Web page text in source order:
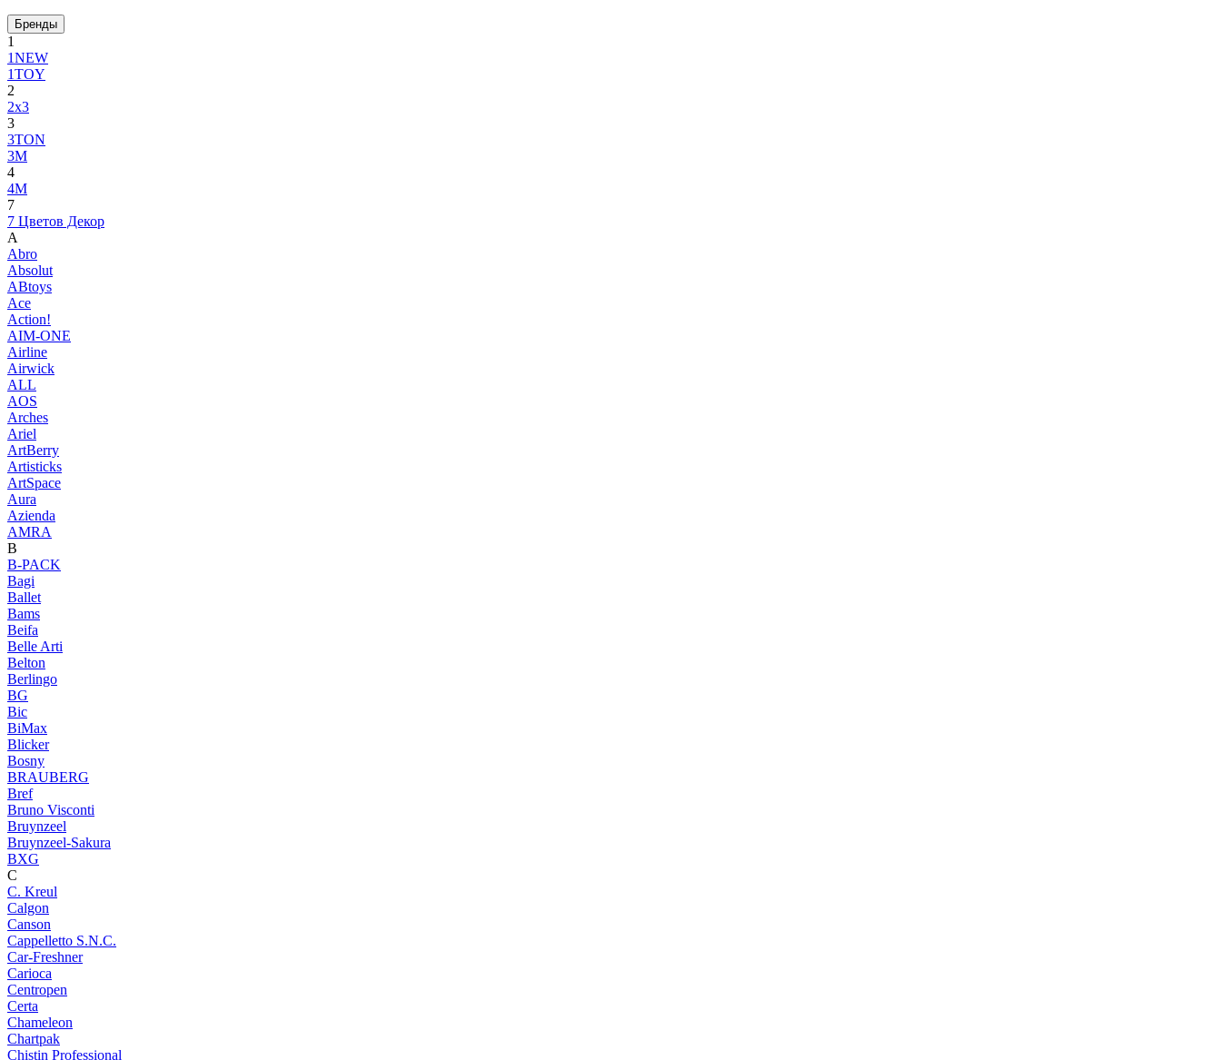
Бренды
1
1NEW
1TOY
2
2x3
3
3TON
3М
4
4M
7
7 Цветов Декор
A
Abro
Absolut
ABtoys
Ace
Action!
AIM-ONE
Airline
Airwick
ALL
AOS
Arches
Ariel
ArtBerry
Artisticks
ArtSpace
Aura
Azienda
AМRA
B
B-PACK
Bagi
Ballet
Bams
Beifa
Belle Arti
Belton
Berlingo
BG
Bic
BiMax
Blicker
Bosny
BRAUBERG
Bref
Bruno Visconti
Bruynzeel
Bruynzeel-Sakura
BXG
C
C. Kreul
Calgon
Canson
Cappelletto S.N.C.
Car-Freshner
Carioca
Centropen
Certa
Chameleon
Chartpak
Chistin Professional